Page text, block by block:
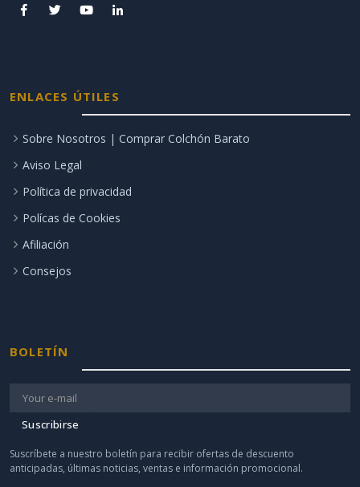
ENLACES ÚTILES
Sobre Nosotros | Comprar Colchón Barato
Aviso Legal
Política de privacidad
Polícas de Cookies
Afiliación
Consejos
BOLETÍN
Suscribirse
Suscríbete a nuestro boletín para recibir ofertas de descuento
anticipadas, últimas noticias, ventas e información promocional.